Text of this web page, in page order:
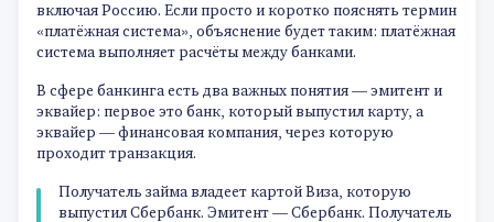
включая Россию. Если просто и коротко пояснять термин
«платёжная система», объяснение будет таким: платёжная
система выполняет расчёты между банками.
В сфере банкинга есть два важных понятия — эмитент и
эквайер: первое это банк, который выпустил карту, а
эквайер — финансовая компания, через которую
проходит транзакция.
Получатель займа владеет картой Виза, которую
выпустил Сбербанк. Эмитент — Сбербанк. Получатель